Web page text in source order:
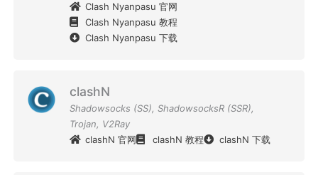
Clash Nyanpasu 官网
Clash Nyanpasu 教程
Clash Nyanpasu 下载
clashN
Shadowsocks (SS), ShadowsocksR (SSR),
Trojan, V2Ray
clashN 官网
clashN 教程 clashN 下载